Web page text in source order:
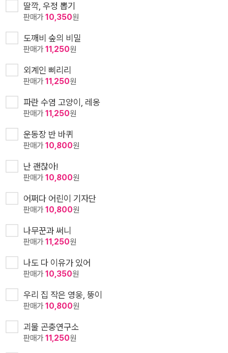
딸깍, 우정 뽑기
판매가10,350원
도깨비 숲의 비밀
판매가11,250원
외계인 삐리리
판매가11,250원
파란 수염 고양이, 레옹
판매가11,250원
운동장 반 바퀴
판매가10,800원
난 괜찮아!
판매가10,800원
어쩌다 어린이 기자단
판매가10,800원
나무꾼과 써니
판매가11,250원
나도 다 이유가 있어
판매가10,350원
우리 집 작은 영웅, 뚱이
판매가10,800원
괴물 곤충연구소
판매가11,250원